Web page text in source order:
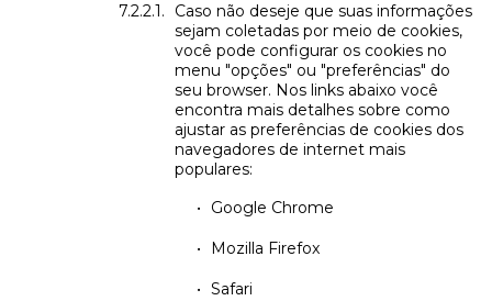
Caso não deseje que suas informações
sejam coletadas por meio de cookies,
você pode configurar os cookies no
menu "opções" ou "preferências" do
seu browser. Nos links abaixo você
encontra mais detalhes sobre como
ajustar as preferências de cookies dos
navegadores de internet mais
populares:
Google Chrome
Mozilla Firefox
Safari